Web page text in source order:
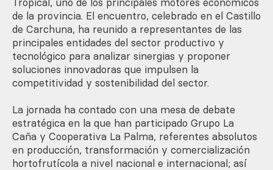
Tropical, uno de los principales motores económicos
de la provincia. El encuentro, celebrado en el Castillo
de Carchuna, ha reunido a representantes de las
principales entidades del sector productivo y
tecnológico para analizar sinergias y proponer
soluciones innovadoras que impulsen la
competitividad y sostenibilidad del sector.
La jornada ha contado con una mesa de debate
estratégica en la que han participado Grupo La
Caña y Cooperativa La Palma, referentes absolutos
en producción, transformación y comercialización
hortofrutícola a nivel nacional e internacional; así